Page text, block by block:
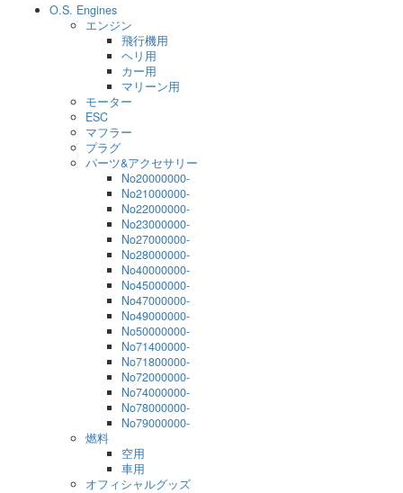
O.S. Engines
エンジン
飛行機用
ヘリ用
カー用
マリーン用
モーター
ESC
マフラー
プラグ
パーツ&アクセサリー
No20000000-
No21000000-
No22000000-
No23000000-
No27000000-
No28000000-
No40000000-
No45000000-
No47000000-
No49000000-
No50000000-
No71400000-
No71800000-
No72000000-
No74000000-
No78000000-
No79000000-
燃料
空用
車用
オフィシャルグッズ